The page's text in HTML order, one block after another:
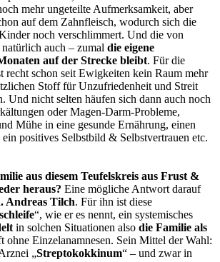
mehr ungeteilte Aufmerksamkeit, aber
auf dem Zahnfleisch, wodurch sich die
noch verschlimmert. Und die von
auch – zumal die eigene
auf der Strecke bleibt. Für die
recht schon seit Ewigkeiten kein Raum mehr
Stoff für Unzufriedenheit und Streit
Und nicht selten häufen sich dann auch noch
oder Magen-Darm-Probleme,
Mühe in eine gesunde Ernährung, einen
positives Selbstbild & Selbstvertrauen etc.
aus diesem Teufelskreis aus Frust &
heraus? Eine mögliche Antwort darauf
Andreas Tilch. Für ihn ist diese
“, wie er es nennt, ein systemisches
in solchen Situationen also die Familie als
Einzelanamnesen. Sein Mittel der Wahl:
„Streptokokkinum“ – und zwar in